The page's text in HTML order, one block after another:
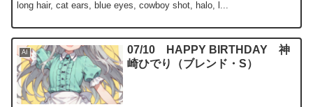
long hair, cat ears, blue eyes, cowboy shot, halo, l...
AI
07/10 HAPPY BIRTHDAY 神
崎ひでり（ブレンド・S）